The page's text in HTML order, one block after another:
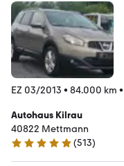
EZ 03/2013 • 84.000 km •
Autohaus Kilrau
40822 Mettmann
5 Sterne
(513)